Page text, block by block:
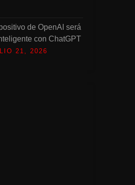
de OpenAI será
con ChatGPT
21, 2026